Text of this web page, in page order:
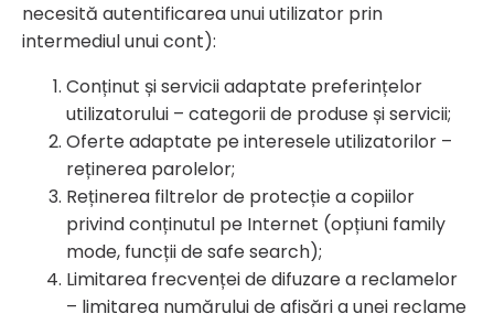
necesită autentificarea unui utilizator prin
intermediul unui cont):
Conținut și servicii adaptate preferințelor
utilizatorului – categorii de produse și servicii;
Oferte adaptate pe interesele utilizatorilor –
reținerea parolelor;
Reținerea filtrelor de protecție a copiilor
privind conținutul pe Internet (opțiuni family
mode, funcții de safe search);
Limitarea frecvenței de difuzare a reclamelor
– limitarea numărului de afișări a unei reclame